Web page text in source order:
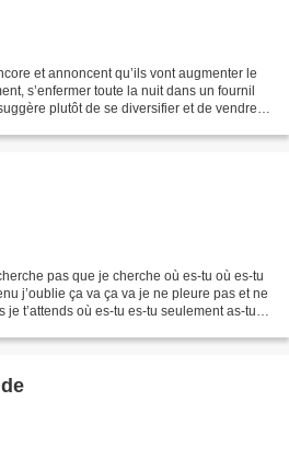
et annoncent qu’ils vont augmenter le
s’enfermer toute la nuit dans un fournil
plutôt de se diversifier et de vendre,
pas que je cherche où es-tu où es-tu
j’oublie ça va ça va je ne pleure pas et ne
je t’attends où es-tu es-tu seulement as-tu